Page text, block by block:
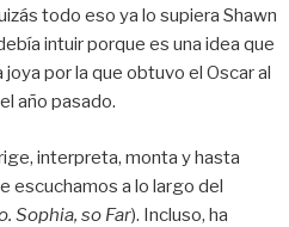
todo eso ya lo supiera Shawn
intuir porque es una idea que
por la que obtuvo el Oscar al
año pasado.
interpreta, monta y hasta
escuchamos a lo largo del
Sophia, so Far). Incluso, ha